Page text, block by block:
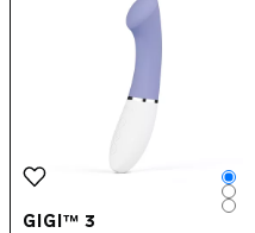
GIGI™ 3